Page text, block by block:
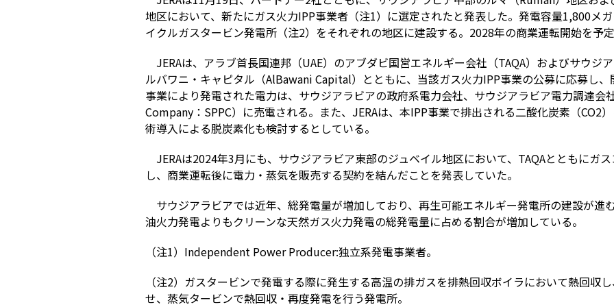
地区において、新たにガス火力IPP事業者（注1）に選定されたと発表した。発電容量1,800メ
イクルガスタービン発電所（注2）をそれぞれの地区に建設する。2028年の商業運転開始を予
JERAは、アラブ首長国連邦（UAE）のアブダビ国営エネルギー会社（TAQA）およびサウジ
ルバワニ・キャピタル（AlBawani Capital）とともに、当該ガス火力IPP事業の公募に応募し
事業により発電された電力は、サウジアラビアの政府系電力会社、サウジアラビア電力調達
Company：SPPC）に売電される。また、JERAは、本IPP事業で排出される二酸化炭素（CO2
術導入による脱炭素化も検討するとしている。
JERAは2024年3月にも、サウジアラビア東部のジュベイル地区において、TAQAとともにガ
し、商業運転後に電力・蒸気を販売する契約を結んだことを発表していた。
サウジアラビアでは近年、総発電量が増加しており、再生可能エネルギー発電所の建設が進
油火力発電よりもクリーンな天然ガス火力発電の総発電量に占める割合が増加している。
（注1）Independent Power Producer:独立系発電事業者。
（注2）ガスタービンで発電する際に発生する高温の排ガスを排熱回収ボイラにおいて熱回収
せ、蒸気タービンで熱回収・再度発電を行う発電所。